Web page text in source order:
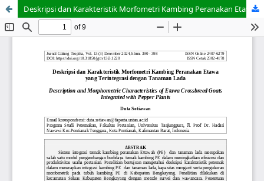
Deskripsi dan Karakteristik Morfometri Kambing Peranakan Etawa yang Terintegrasi dengan Tanaman Lada